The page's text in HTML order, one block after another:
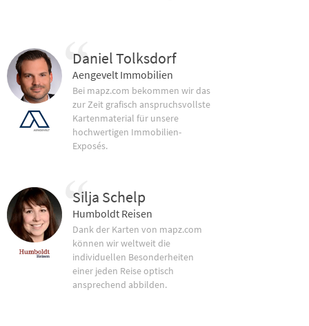
Daniel Tolksdorf
Aengevelt Immobilien
Bei mapz.com bekommen wir das
zur Zeit grafisch anspruchsvollste
Kartenmaterial für unsere
hochwertigen Immobilien-
Exposés.
Silja Schelp
Humboldt Reisen
Dank der Karten von mapz.com
können wir weltweit die
individuellen Besonderheiten
einer jeden Reise optisch
ansprechend abbilden.